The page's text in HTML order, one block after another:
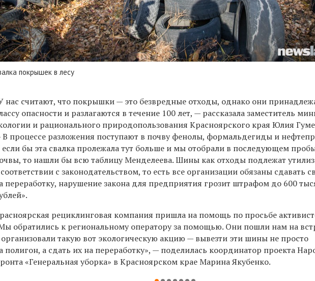
покрышек в лесу
нас считают, что покрышки — это безвредные отходы, однако они
опасности и разлагаются в течение 100 лет, — рассказала заместитель
и рационального природопользования Красноярского края Юлия
процессе разложения поступают в почву фенолы, формальдегиды и
бы эта свалка пролежала тут больше и мы отобрали в последующем
то нашли бы всю таблицу Менделеева. Шины как отходы подлежат
с законодательством, то есть все организации обязаны сдавать
переработку, нарушение закона для предприятия грозит штрафом до 600
рециклинговая компания пришла на помощь по просьбе
обратились к региональному оператору за помощью. Они пошли нам на
такую вот экологическую акцию — вывезти эти шины не просто
полигон, а сдать их на переработку», — поделилась координатор проекта
«Генеральная уборка» в Красноярском крае Марина Якубенко.